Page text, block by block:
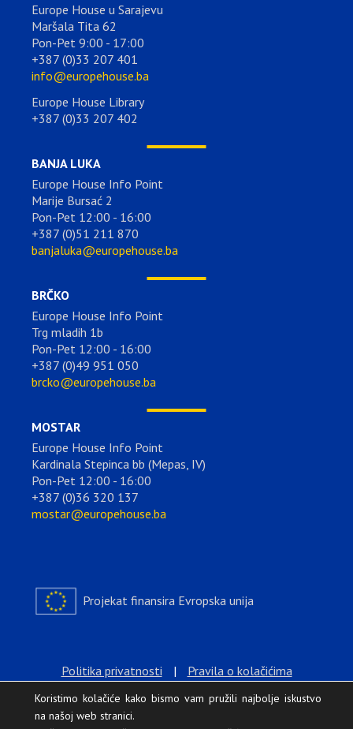
Europe House u Sarajevu
Maršala Tita 62
Pon-Pet 9:00 - 17:00
+387 (0)33 207 401
info@europehouse.ba
Europe House Library
+387 (0)33 207 402
BANJA LUKA
Europe House Info Point
Marije Bursać 2
Pon-Pet 12:00 - 16:00
+387 (0)51 211 870
banjaluka@europehouse.ba
BRČKO
Europe House Info Point
Trg mladih 1b
Pon-Pet 12:00 - 16:00
+387 (0)49 951 050
brcko@europehouse.ba
MOSTAR
Europe House Info Point
Kardinala Stepinca bb (Mepas, IV)
Pon-Pet 12:00 - 16:00
+387 (0)36 320 137
mostar@europehouse.ba
Projekat finansira Evropska unija
Politika privatnosti | Pravila o kolačićima
Koristimo kolačiće kako bismo vam pružili najbolje iskustvo
na našoj web stranici.